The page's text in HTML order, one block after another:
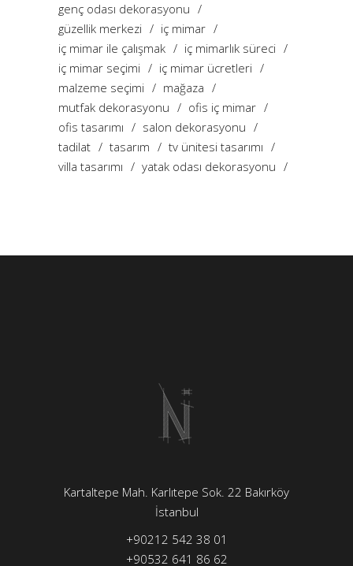
genç odası dekorasyonu
güzellik merkezi
iç mimar
iç mimar ile çalışmak
iç mimarlık süreci
iç mimar seçimi
iç mimar ücretleri
malzeme seçimi
mağaza
mutfak dekorasyonu
ofis iç mimar
ofis tasarımı
salon dekorasyonu
tadilat
tasarım
tv ünitesi tasarımı
villa tasarımı
yatak odası dekorasyonu
Kartaltepe Mah. Karlıtepe Sok. 22 Bakırköy
İstanbul
+90212 542 38 01
+90532 641 86 62